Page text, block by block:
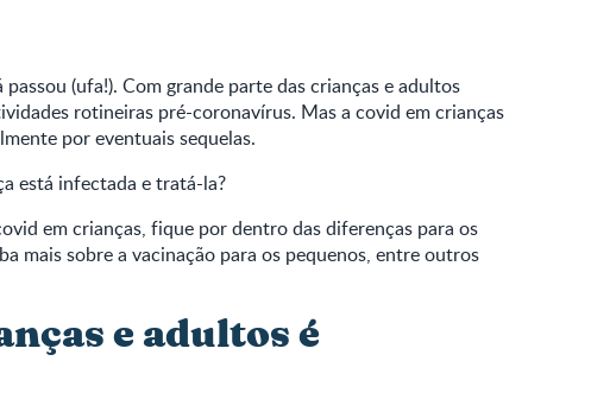
(ufa!). Com grande parte das crianças e adultos
rotineiras pré-coronavírus. Mas a covid em crianças
por eventuais sequelas.
está infectada e tratá-la?
em crianças, fique por dentro das diferenças para os
mais sobre a vacinação para os pequenos, entre outros
e adultos é